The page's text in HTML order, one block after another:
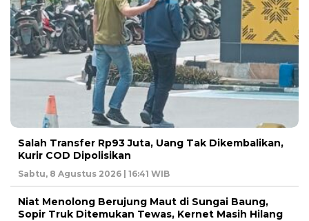
Salah Transfer Rp93 Juta, Uang Tak Dikembalikan,
Kurir COD Dipolisikan
Sabtu, 8 Agustus 2026 | 16:41 WIB
Niat Menolong Berujung Maut di Sungai Baung,
Sopir Truk Ditemukan Tewas, Kernet Masih Hilang